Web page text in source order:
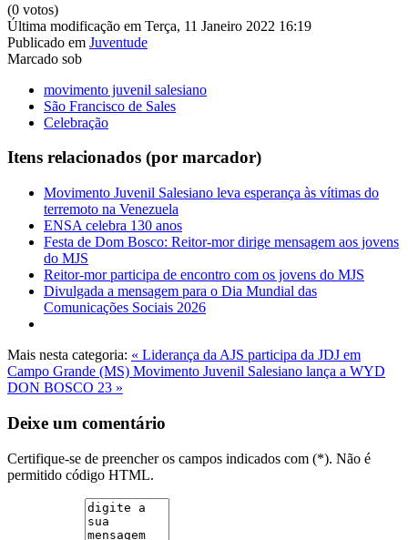
(0 votos)
Última modificação em Terça, 11 Janeiro 2022 16:19
Publicado em Juventude
Marcado sob
movimento juvenil salesiano
São Francisco de Sales
Celebração
Itens relacionados (por marcador)
Movimento Juvenil Salesiano leva esperança às vítimas do
terremoto na Venezuela
ENSA celebra 130 anos
Festa de Dom Bosco: Reitor-mor dirige mensagem aos jovens
do MJS
Reitor-mor participa de encontro com os jovens do MJS
Divulgada a mensagem para o Dia Mundial das
Comunicações Sociais 2026
Mais nesta categoria: « Liderança da AJS participa da JDJ em
Campo Grande (MS) Movimento Juvenil Salesiano lança a WYD
DON BOSCO 23 »
Deixe um comentário
Certifique-se de preencher os campos indicados com (*). Não é
permitido código HTML.